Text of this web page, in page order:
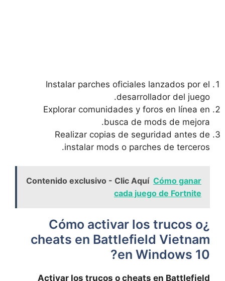
Instalar parches oficiales lanzados por el
desarrollador del juego.
Explorar comunidades y foros en línea en
busca de mods de mejora.
Realizar copias de seguridad antes de
instalar mods o parches de terceros.
Contenido exclusivo - Clic Aquí Cómo ganar
cada juego de Fortnite
¿Cómo activar los trucos o
cheats en Battlefield Vietnam
en Windows 10?
Activar los trucos o cheats en Battlefield